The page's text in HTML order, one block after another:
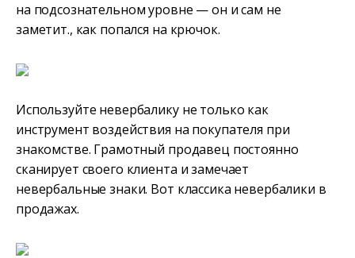
на подсознательном уровне — он и сам не
заметит., как попался на крючок.
Используйте невербалику не только как
инструмент воздействия на покупателя при
знакомстве. Грамотный продавец постоянно
сканирует своего клиента и замечает
невербальные знаки. Вот классика невербалики в
продажах.